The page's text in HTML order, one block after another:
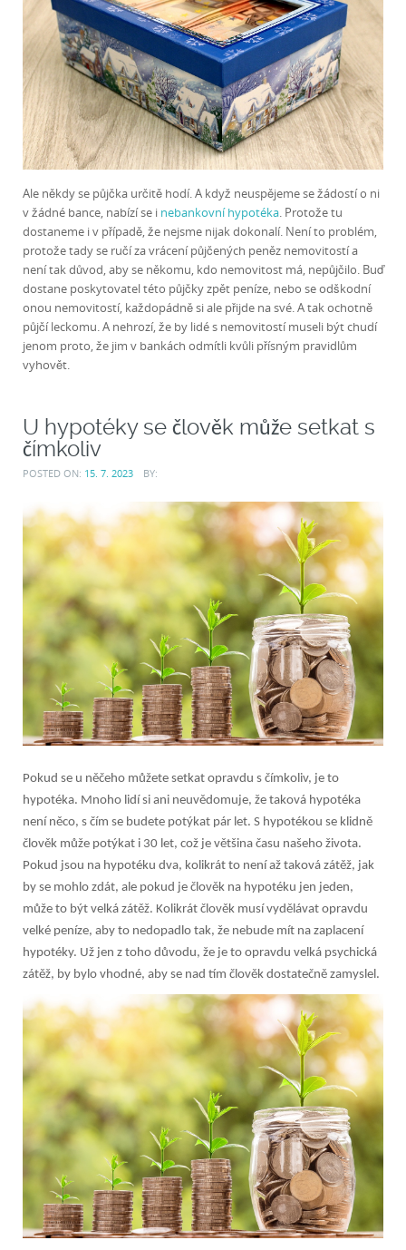
Ale někdy se půjčka určitě hodí. A když neuspějeme se žádostí o ni
v žádné bance, nabízí se i nebankovní hypotéka. Protože tu
dostaneme i v případě, že nejsme nijak dokonalí. Není to problém,
protože tady se ručí za vrácení půjčených peněz nemovitostí a
není tak důvod, aby se někomu, kdo nemovitost má, nepůjčilo. Buď
dostane poskytovatel této půjčky zpět peníze, nebo se odškodní
onou nemovitostí, každopádně si ale přijde na své. A tak ochotně
půjčí leckomu. A nehrozí, že by lidé s nemovitostí museli být chudí
jenom proto, že jim v bankách odmítli kvůli přísným pravidlům
vyhovět.
U hypotéky se člověk může setkat s
čímkoliv
POSTED ON: 15. 7. 2023 BY:
Pokud se u něčeho můžete setkat opravdu s čímkoliv, je to
hypotéka. Mnoho lidí si ani neuvědomuje, že taková hypotéka
není něco, s čím se budete potýkat pár let. S hypotékou se klidně
člověk může potýkat i 30 let, což je většina času našeho života.
Pokud jsou na hypotéku dva, kolikrát to není až taková zátěž, jak
by se mohlo zdát, ale pokud je člověk na hypotéku jen jeden,
může to být velká zátěž. Kolikrát člověk musí vydělávat opravdu
velké peníze, aby to nedopadlo tak, že nebude mít na zaplacení
hypotéky. Už jen z toho důvodu, že je to opravdu velká psychická
zátěž, by bylo vhodné, aby se nad tím člověk dostatečně zamyslel.